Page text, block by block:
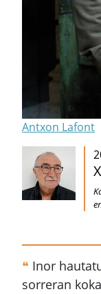
Antxon Lafont
❝ Inor
sorreran